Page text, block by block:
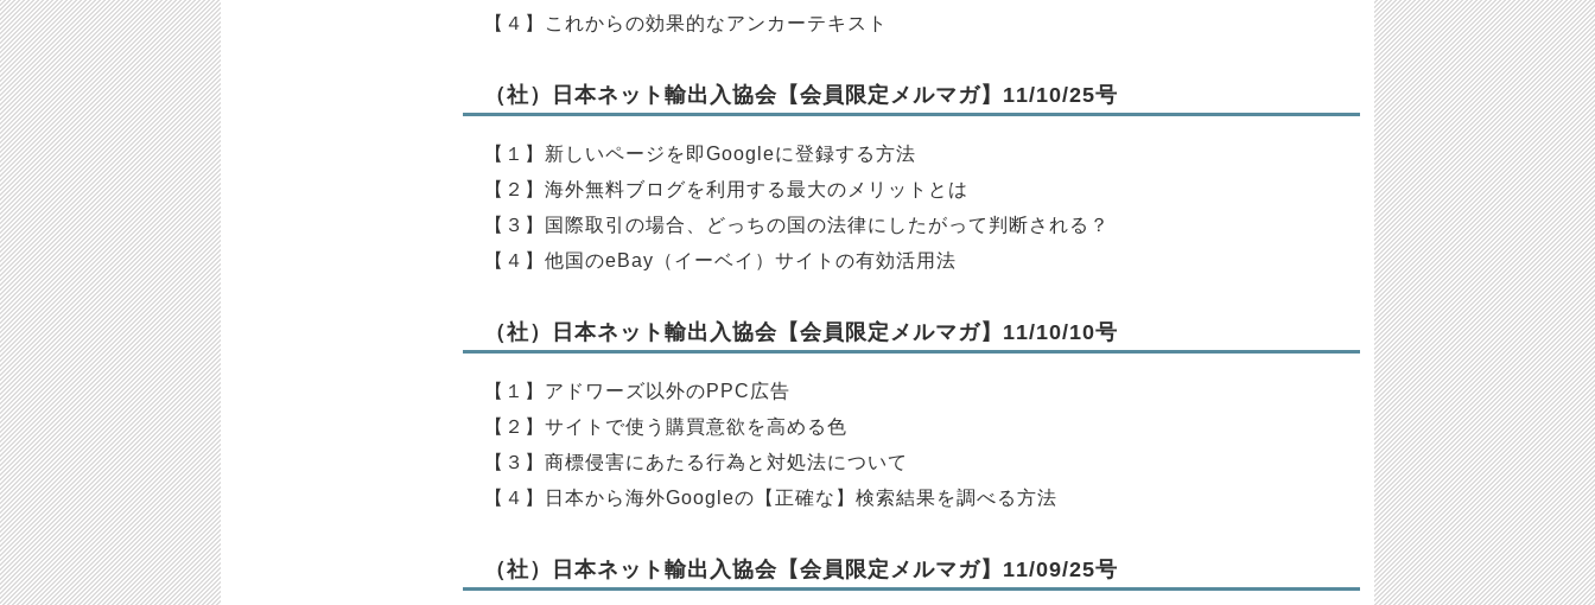
【４】これからの効果的なアンカーテキスト
（社）日本ネット輸出入協会【会員限定メルマガ】11/10/25号
【１】新しいページを即Googleに登録する方法
【２】海外無料ブログを利用する最大のメリットとは
【３】国際取引の場合、どっちの国の法律にしたがって判断される？
【４】他国のeBay（イーベイ）サイトの有効活用法
（社）日本ネット輸出入協会【会員限定メルマガ】11/10/10号
【１】アドワーズ以外のPPC広告
【２】サイトで使う購買意欲を高める色
【３】商標侵害にあたる行為と対処法について
【４】日本から海外Googleの【正確な】検索結果を調べる方法
（社）日本ネット輸出入協会【会員限定メルマガ】11/09/25号